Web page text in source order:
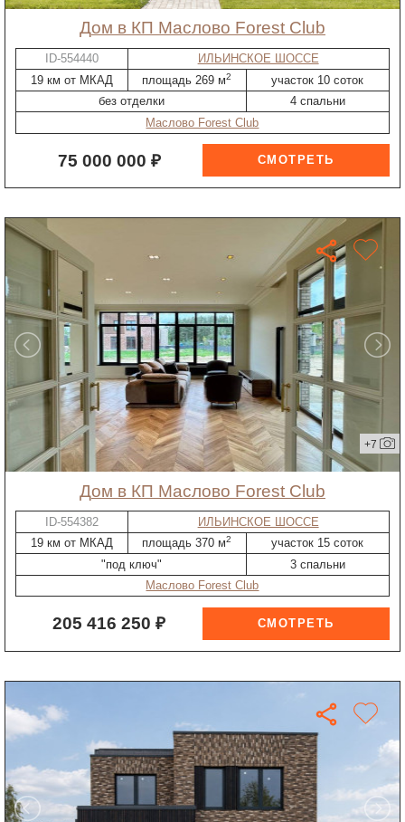
дом в КП Маслово Forest Club
ID-554440
ИЛЬИНСКОЕ ШОССЕ
19 км от МКАД
площадь 269 м2
участок 10 соток
без отделки
4 спальни
Маслово Forest Club
75 000 000 ₽
+7
дом в КП Маслово Forest Club
ID-554382
ИЛЬИНСКОЕ ШОССЕ
19 км от МКАД
площадь 370 м2
участок 15 соток
"под ключ"
3 спальни
Маслово Forest Club
205 416 250 ₽